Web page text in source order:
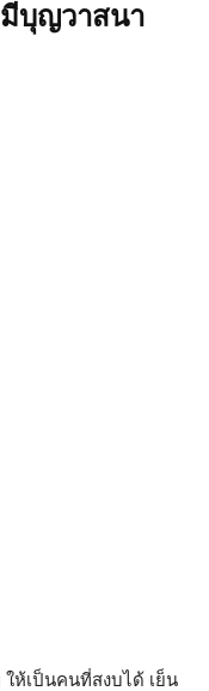
บุญวาสนา
ห้เป็นคนที่สงบได้ เย็น